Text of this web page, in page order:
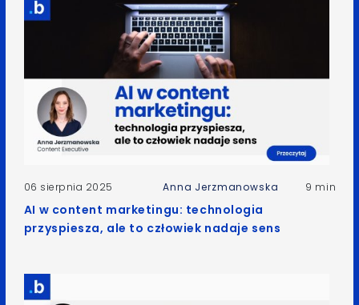
06 sierpnia 2025 Anna Jerzmanowska 9 min
AI w content marketingu: technologia
przyspiesza, ale to człowiek nadaje sens